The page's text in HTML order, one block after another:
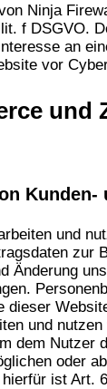
Ninja
f DSGVO.
an
vor
und
Kunden-
und
zur
Änderung
dieser
und
dem Nutzer
oder
ist Art.